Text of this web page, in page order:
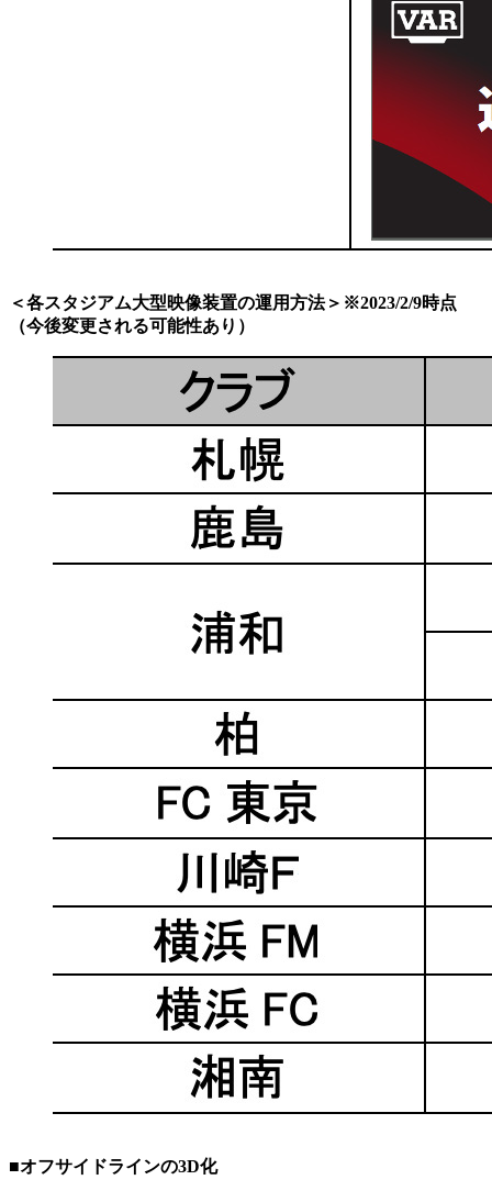
＜各スタジアム大型映像装置の運用方法＞※2023/2/9時点
（今後変更される可能性あり）
■オフサイドラインの3D化